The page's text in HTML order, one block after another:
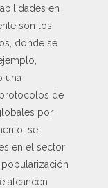
en
son los
donde se
una
de
por
se
en el sector
alcancen